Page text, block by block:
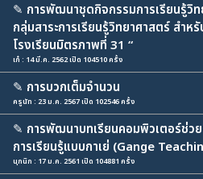
✎ การพัฒนาชุดกิจกรรมการเรียนรู้วิ
กลุ่มสาระการเรียนรู้วิทยาศาสตร์ สำห
โรงเรียนมิตรภาพที่ 31 “
เก๋ : 14 มี.ค. 2562 เปิด 104510 ครั้ง
✎ การบวกเต็มจำนวน
ครูนัท : 23 ม.ค. 2567 เปิด 102546 ครั้ง
✎ การพัฒนาบทเรียนคอมพิวเตอร์ช่ว
การเรียนรู้แบบกาเย่ (Gange
นุกนิก : 17 ม.ค. 2561 เปิด 104881 ครั้ง